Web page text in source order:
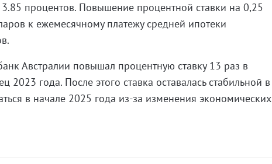
процентов. Повышение процентной ставки на 0,25
к ежемесячному платежу средней ипотеки
Австралии повышал процентную ставку 13 раз в
года. После этого ставка оставалась стабильной в
в начале 2025 года из-за изменения экономических